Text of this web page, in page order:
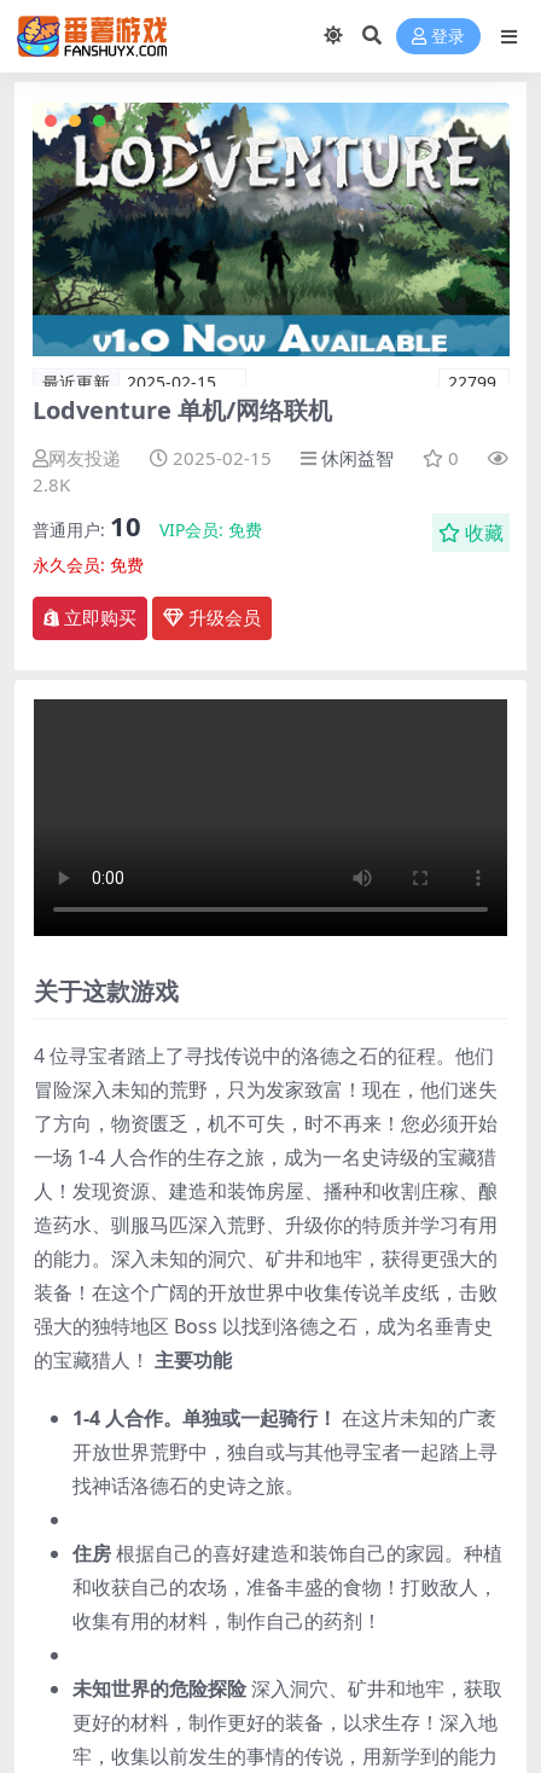
登录
最近更新 2025-02-15 22799
Lodventure 单机/网络联机
网友投递 2025-02-15 休闲益智
0
2.8K
普通用户: 10 VIP会员: 免费
永久会员: 免费
收藏
立即购买 升级会员
关于这款游戏
4 位寻宝者踏上了寻找传说中的洛德之石的征程。他们
冒险深入未知的荒野，只为发家致富！现在，他们迷失
了方向，物资匮乏，机不可失，时不再来！您必须开始
一场 1-4 人合作的生存之旅，成为一名史诗级的宝藏猎
人！发现资源、建造和装饰房屋、播种和收割庄稼、酿
造药水、驯服马匹深入荒野、升级你的特质并学习有用
的能力。深入未知的洞穴、矿井和地牢，获得更强大的
装备！在这个广阔的开放世界中收集传说羊皮纸，击败
强大的独特地区 Boss 以找到洛德之石，成为名垂青史
的宝藏猎人！ 主要功能
1-4 人合作。单独或一起骑行！ 在这片未知的广袤
开放世界荒野中，独自或与其他寻宝者一起踏上寻
找神话洛德石的史诗之旅。
住房根据自己的喜好建造和装饰自己的家园。种植
和收获自己的农场，准备丰盛的食物！打败敌人，
收集有用的材料，制作自己的药剂！
未知世界的危险探险深入洞穴、矿井和地牢，获取
更好的材料，制作更好的装备，以求生存！深入地
牢，收集以前发生的事情的传说，用新学到的能力